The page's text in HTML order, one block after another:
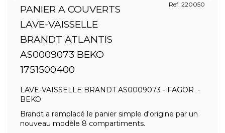
PANIER A COUVERTS
LAVE-VAISSELLE
BRANDT ATLANTIS
AS0009073 BEKO
1751500400
Ref. 220050
LAVE-VAISSELLE BRANDT AS0009073 - FAGOR -
BEKO
Brandt a remplacé le panier simple d'origine par un
nouveau modèle 8 compartiments.